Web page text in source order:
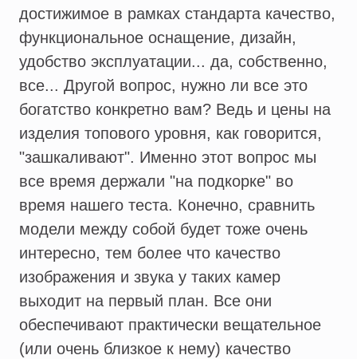
достижимое в рамках стандарта качество,
функциональное оснащение, дизайн,
удобство эксплуатации... да, собственно,
все... Другой вопрос, нужно ли все это
богатство конкретно вам? Ведь и цены на
изделия топового уровня, как говорится,
"зашкаливают". Именно этот вопрос мы
все время держали "на подкорке" во
время нашего теста. Конечно, сравнить
модели между собой будет тоже очень
интересно, тем более что качество
изображения и звука у таких камер
выходит на первый план. Все они
обеспечивают практически вещательное
(или очень близкое к нему) качество